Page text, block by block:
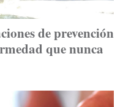
de prevención
que nunca